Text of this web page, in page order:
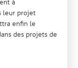
leur projet
enfin le
des projets de